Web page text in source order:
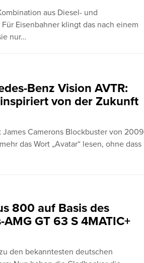
aus Diesel- und
Eisenbahner klingt das nach einem
nur…
Benz Vision AVTR:
von der Zukunft
James Camerons Blockbuster von 2009
das Wort „Avatar“ lesen, ohne dass
800 auf Basis des
GT 63 S 4MATIC+
den bekanntesten deutschen